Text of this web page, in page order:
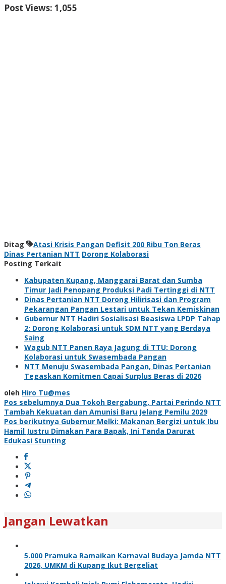
Post Views: 1,055
Ditag Atasi Krisis Pangan Defisit 200 Ribu Ton Beras
Dinas Pertanian NTT Dorong Kolaborasi
Posting Terkait
Kabupaten Kupang, Manggarai Barat dan Sumba
Timur Jadi Penopang Produksi Padi Tertinggi di NTT
Dinas Pertanian NTT Dorong Hilirisasi dan Program
Pekarangan Pangan Lestari untuk Tekan Kemiskinan
Gubernur NTT Hadiri Sosialisasi Beasiswa LPDP Tahap
2: Dorong Kolaborasi untuk SDM NTT yang Berdaya
Saing
Wagub NTT Panen Raya Jagung di TTU: Dorong
Kolaborasi untuk Swasembada Pangan
NTT Menuju Swasembada Pangan, Dinas Pertanian
Tegaskan Komitmen Capai Surplus Beras di 2026
oleh Hiro Tu@mes
Navigasi
pos
Pos sebelumnya Dua Tokoh Bergabung, Partai Perindo NTT
Tambah Kekuatan dan Amunisi Baru Jelang Pemilu 2029
Pos berikutnya Gubernur Melki: Makanan Bergizi untuk Ibu
Hamil Justru Dimakan Para Bapak, Ini Tanda Darurat
Edukasi Stunting
Jangan Lewatkan
5.000 Pramuka Ramaikan Karnaval Budaya Jamda NTT
2026, UMKM di Kupang Ikut Bergeliat